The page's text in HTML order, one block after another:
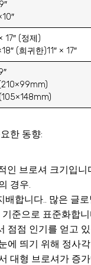
17″ (정제)
(희귀한)11″ × 17″
한 동향:
인 브로셔 크기입
경우.
합니다.. 많은 글
준으로 표준화합니
점점 인기를 얻고
에 띄기 위해 정사
대형 브로셔가 증